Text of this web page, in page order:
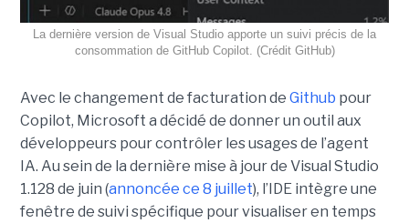
La dernière version de Visual Studio apporte un suivi précis de la
consommation de GitHub Copilot. (Crédit GitHub)
Avec le changement de facturation de Github pour
Copilot, Microsoft a décidé de donner un outil aux
développeurs pour contrôler les usages de l’agent
IA. Au sein de la dernière mise à jour de Visual Studio
1.128 de juin (annoncée ce 8 juillet), l’IDE intègre une
fenêtre de suivi spécifique pour visualiser en temps